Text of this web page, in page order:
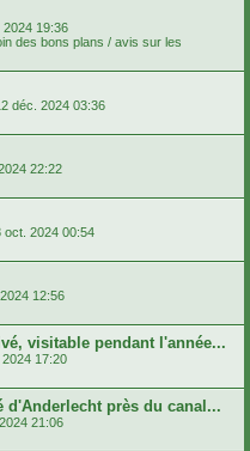
2024 19:36
des bons plans / avis sur les
déc. 2024 03:36
22:22
oct. 2024 00:54
12:56
visitable pendant l'année...
17:20
d'Anderlecht près du canal...
21:06